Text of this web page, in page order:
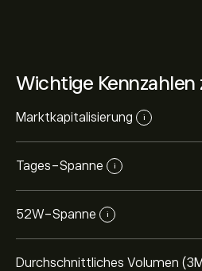
Wichtige Kennzahlen
Marktkapitalisierung i
Tages-Spanne i
52W-Spanne i
Durchschnittliches Volumen